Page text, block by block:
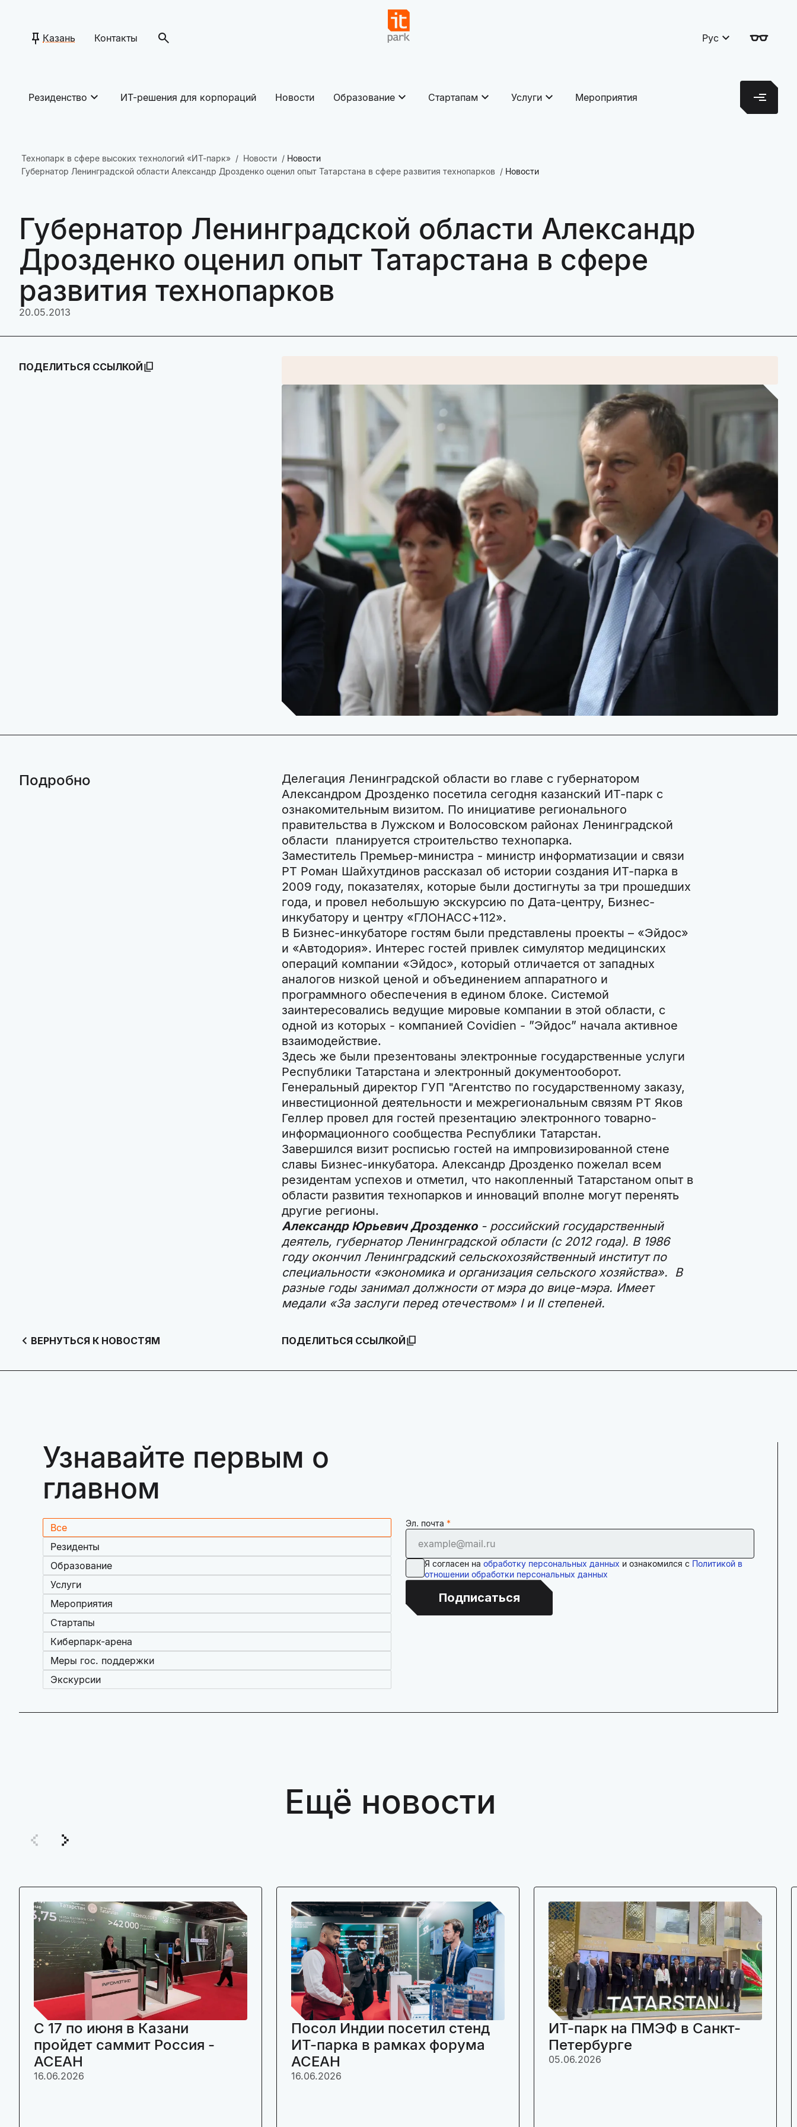
Казань Контакты Рус
Резиденство ИТ-решения для корпораций Новости Образование Стартапам Услуги Мероприятия
Технопарк в сфере высоких технологий «ИТ-парк» Новости
Новости
Губернатор Ленинградской области Александр Дрозденко оценил опыт Татарстана в сфере развития технопарков
Новости
Губернатор Ленинградской области Александр
Дрозденко оценил опыт Татарстана в сфере
развития технопарков
20.05.2013
ПОДЕЛИТЬСЯ ССЫЛКОЙ
Подробно
Делегация Ленинградской области во главе с губернатором
Александром Дрозденко посетила сегодня казанский ИТ-парк с
ознакомительным визитом. По инициативе регионального
правительства в Лужском и Волосовском районах Ленинградской
области планируется строительство технопарка.
Заместитель Премьер-министра - министр информатизации и связи
РТ Роман Шайхутдинов рассказал об истории создания ИТ-парка в
2009 году, показателях, которые были достигнуты за три прошедших
года, и провел небольшую экскурсию по Дата-центру, Бизнес-
инкубатору и центру «ГЛОНАСС+112».
В Бизнес-инкубаторе гостям были представлены проекты – «Эйдос»
и «Автодория». Интерес гостей привлек симулятор медицинских
операций компании «Эйдос», который отличается от западных
аналогов низкой ценой и объединением аппаратного и
программного обеспечения в едином блоке. Системой
заинтересовались ведущие мировые компании в этой области, с
одной из которых - компанией Covidien - ”Эйдос” начала активное
взаимодействие.
Здесь же были презентованы электронные государственные услуги
Республики Татарстана и электронный документооборот.
Генеральный директор ГУП "Агентство по государственному заказу,
инвестиционной деятельности и межрегиональным связям РТ Яков
Геллер провел для гостей презентацию электронного товарно-
информационного сообщества Республики Татарстан.
Завершился визит росписью гостей на импровизированной стене
славы Бизнес-инкубатора. Александр Дрозденко пожелал всем
резидентам успехов и отметил, что накопленный Татарстаном опыт в
области развития технопарков и инноваций вполне могут перенять
другие регионы.
Александр Юрьевич Дрозденко- российский государственный
деятель, губернатор Ленинградской области (с 2012 года). В 1986
году окончил Ленинградский сельскохозяйственный институт по
специальности «экономика и организация сельского хозяйства». В
разные годы занимал должности от мэра до вице-мэра. Имеет
медали «За заслуги перед отечеством» I и II степеней.
ВЕРНУТЬСЯ К НОВОСТЯМ ПОДЕЛИТЬСЯ ССЫЛКОЙ
Узнавайте первым о
главном
Все
Резиденты
Образование
Услуги
Мероприятия
Стартапы
Киберпарк-арена
Меры гос. поддержки
Экскурсии
Эл. почта
Я согласен на обработку персональных данных и ознакомился с Политикой в
отношении обработки персональных данных
Подписаться
Ещё новости
C 17 по июня в Казани
пройдет саммит Россия -
АСЕАН
16.06.2026
Посол Индии посетил стенд
ИТ-парка в рамках форума
АСЕАН
16.06.2026
ИТ-парк на ПМЭФ в Санкт-
Петербурге
05.06.2026